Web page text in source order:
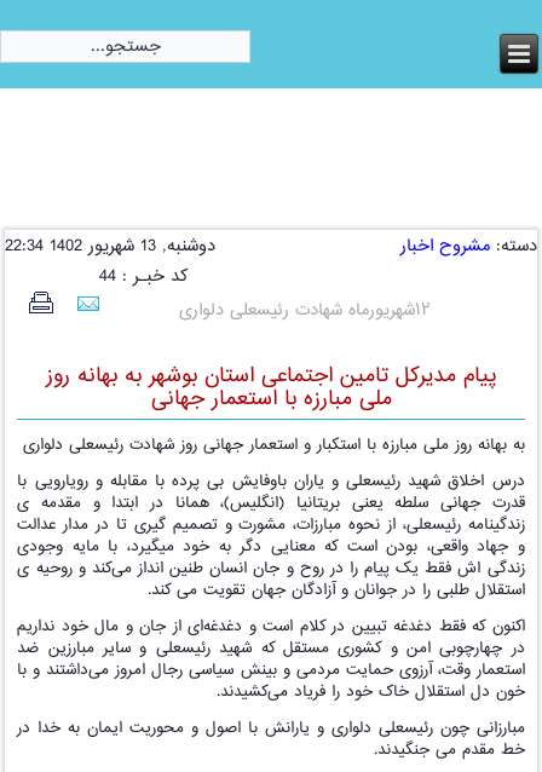
دسته:مشروح اخبار
دوشنبه, 13 شهریور 1402 22:34
کد خبـر : 44
۱۲شهریورماه شهادت رئیسعلی دلواری
پیام مدیرکل تامین اجتماعی استان بوشهر به بهانه روز
ملی مبارزه با استعمار جهانی
به بهانه روز ملی مبارزه با استکبار و استعمار جهانی روز شهادت رئیسعلی دلواری
درس اخلاق شهید رئیسعلی و یاران باوفایش بی پرده با مقابله و رویارویی با
قدرت جهانی سلطه یعنی بریتانیا (انگلیس)، همانا در ابتدا و مقدمه ی
زندگینامه رئیسعلی، از نحوه مبارزات، مشورت و تصمیم گیری تا در مدار عدالت
و جهاد واقعی، بودن است که معنایی دگر به خود میگیرد، با مایه وجودی
زندگی اش فقط یک پیام را در روح و جان انسان طنین انداز می‌کند و روحیه ی
استقلال طلبی را در جوانان و آزادگان جهان تقویت می کند.
اکنون که فقط دغدغه تبیین در کلام است و دغدغه‌ای از جان و مال خود نداریم
در چهارچوبی امن و کشوری مستقل که شهید رئیسعلی و سایر مبارزین ضد
استعمار وقت، آرزوی حمایت مردمی و بینش سیاسی رجال امروز می‌داشتند و با
خون دل استقلال خاک خود را فریاد می‌کشیدند.
مبارزانی چون رئیسعلی دلواری و یارانش با اصول و محوریت ایمان به خدا در
خط مقدم می جنگیدند.